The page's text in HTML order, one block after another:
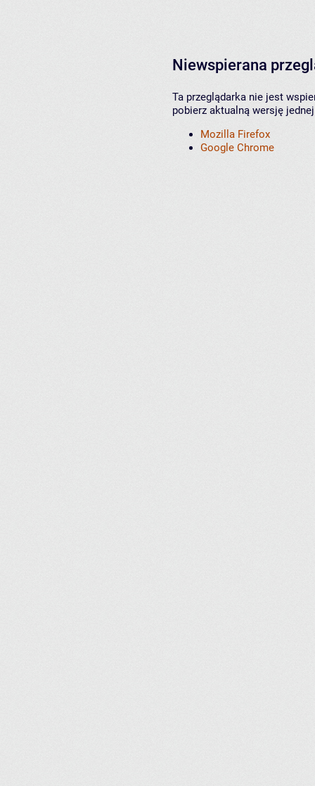
Niewspierana
Ta przeglądarka nie jest
pobierz aktualną wersję
Mozilla Firefox
Google Chrome